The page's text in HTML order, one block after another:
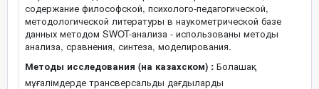
содержание философской, психолого-педагогической,
методологической литературы в наукометрической базе
данных методом SWOT-анализа - использованы методы
анализа, сравнения, синтеза, моделирования.
Методы исследования (на казахском) : Болашақ
мұғалімдерде трансверсальды дағдыларды